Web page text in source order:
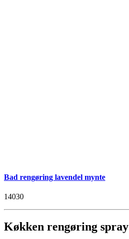
Bad rengøring lavendel mynte
14030
Køkken rengøring spray